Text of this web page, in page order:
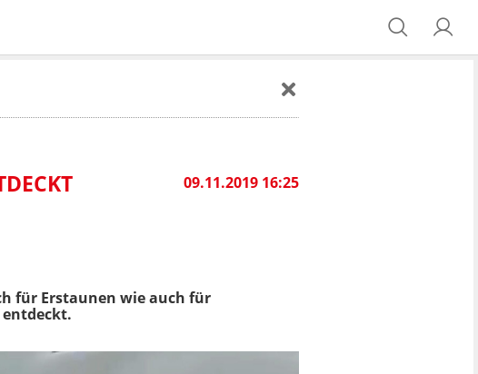
09.11.2019 16:25
für Erstaunen wie auch für